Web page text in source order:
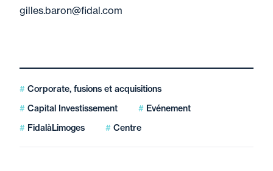
gilles.baron@fidal.com
Corporate, fusions et acquisitions
Capital Investissement
Evénement
FidalàLimoges
Centre